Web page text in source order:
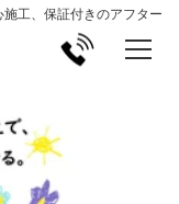
工、保証付きのアフター